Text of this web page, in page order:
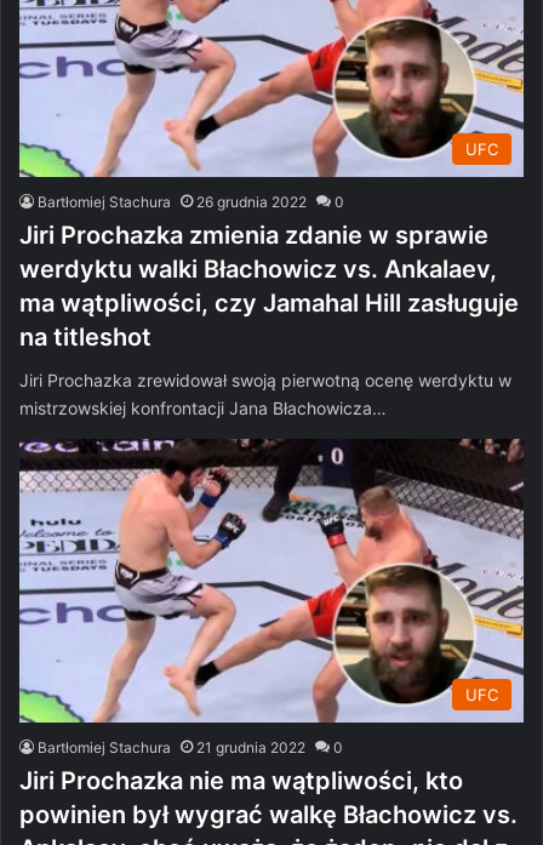
UFC
Bartłomiej Stachura 26 grudnia 2022 0
Jiri Prochazka zmienia zdanie w sprawie
werdyktu walki Błachowicz vs. Ankalaev,
ma wątpliwości, czy Jamahal Hill zasługuje
na titleshot
Jiri Prochazka zrewidował swoją pierwotną ocenę werdyktu w
mistrzowskiej konfrontacji Jana Błachowicza…
UFC
Bartłomiej Stachura 21 grudnia 2022 0
Jiri Prochazka nie ma wątpliwości, kto
powinien był wygrać walkę Błachowicz vs.